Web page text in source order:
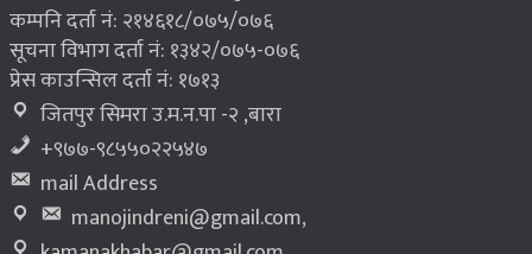
कम्पनि दर्ता नं: २१४६१८/०७५/०७६
सूचना विभाग दर्ता नं: १३४२/०७५-०७६
प्रेस काउन्सिल दर्ता नं: १७१३
जितपुर सिमरा उ.म.न.पा -२ ,बारा
+९७७-९८५५०२२५४७
mail Address
manojindreni@gmail.com,